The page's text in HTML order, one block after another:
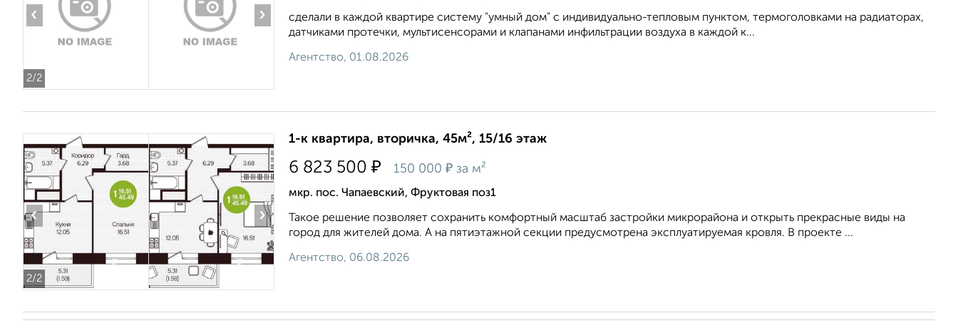
2/2
‹ ›
сделали в каждой квартире систему "умный дом" с индивидуально-тепловым пунктом, термоголовками на радиаторах,
датчиками протечки, мультисенсорами и клапанами инфильтрации воздуха в каждой к...
Агентство, 01.08.2026
2/2
‹ ›
1-к квартира, вторичка, 45м², 15/16 этаж
6 823 500 ₽ 150 000 ₽ за м²
мкр. пос. Чапаевский, Фруктовая поз1
Такое решение позволяет сохранить комфортный масштаб застройки микрорайона и открыть прекрасные виды на
город для жителей дома. А на пятиэтажной секции предусмотрена эксплуатируемая кровля. В проекте ...
Агентство, 06.08.2026